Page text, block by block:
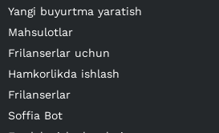
Yangi buyurtma yaratish
Mahsulotlar
Frilanserlar uchun
Hamkorlikda ishlash
Frilanserlar
Soffia Bot